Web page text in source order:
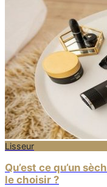
Lisseur
Qu’est ce qu’un
le choisir ?